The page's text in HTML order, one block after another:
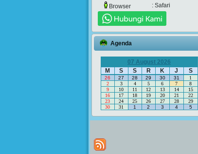
Browser
: Safari
Agenda
07 August 2026
M
S S R K J S
26 27 28 29 30 31
1
2
3 4 5 6 7
8
9
10 11 12 13 14
15
16
17 18 19 20 21
22
23
24 25 26 27 28
29
30
31 1 2 3 4 5